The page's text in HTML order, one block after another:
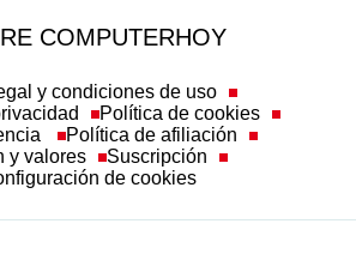
y condiciones de uso
y valores
Suscripción
de cookies